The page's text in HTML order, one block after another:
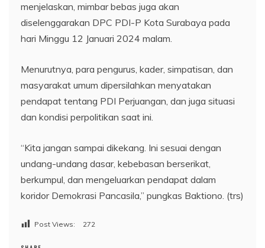
menjelaskan, mimbar bebas juga akan
diselenggarakan DPC PDI-P Kota Surabaya pada
hari Minggu 12 Januari 2024 malam.
Menurutnya, para pengurus, kader, simpatisan, dan
masyarakat umum dipersilahkan menyatakan
pendapat tentang PDI Perjuangan, dan juga situasi
dan kondisi perpolitikan saat ini.
“Kita jangan sampai dikekang. Ini sesuai dengan
undang-undang dasar, kebebasan berserikat,
berkumpul, dan mengeluarkan pendapat dalam
koridor Demokrasi Pancasila,” pungkas Baktiono. (trs)
Post Views: 272